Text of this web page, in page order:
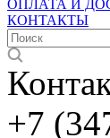
ОПЛАТА И
КОНТАКТЫ
+7